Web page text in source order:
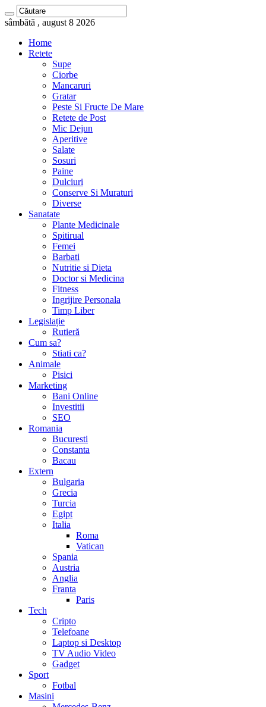
sâmbătă , august 8 2026
Home
Retete
Supe
Ciorbe
Mancaruri
Gratar
Peste Si Fructe De Mare
Retete de Post
Mic Dejun
Aperitive
Salate
Sosuri
Paine
Dulciuri
Conserve Si Muraturi
Diverse
Sanatate
Plante Medicinale
Spitirual
Femei
Barbati
Nutritie si Dieta
Doctor si Medicina
Fitness
Ingrijire Personala
Timp Liber
Legislație
Rutieră
Cum sa?
Stiati ca?
Animale
Pisici
Marketing
Bani Online
Investitii
SEO
Romania
Bucuresti
Constanta
Bacau
Extern
Bulgaria
Grecia
Turcia
Egipt
Italia
Roma
Vatican
Spania
Austria
Anglia
Franta
Paris
Tech
Cripto
Telefoane
Laptop si Desktop
TV Audio Video
Gadget
Sport
Fotbal
Masini